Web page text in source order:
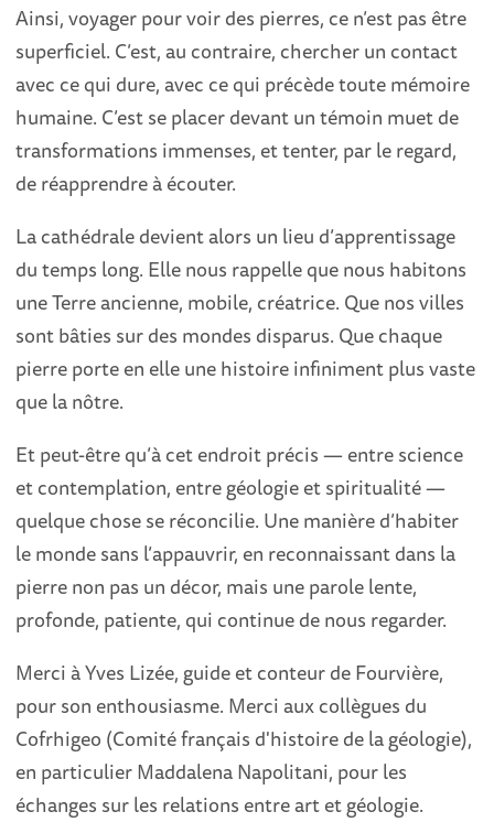
Ainsi, voyager pour voir des pierres, ce n’est pas être
superficiel. C’est, au contraire, chercher un contact
avec ce qui dure, avec ce qui précède toute mémoire
humaine. C’est se placer devant un témoin muet de
transformations immenses, et tenter, par le regard,
de réapprendre à écouter.
La cathédrale devient alors un lieu d’apprentissage
du temps long. Elle nous rappelle que nous habitons
une Terre ancienne, mobile, créatrice. Que nos villes
sont bâties sur des mondes disparus. Que chaque
pierre porte en elle une histoire infiniment plus vaste
que la nôtre.
Et peut-être qu’à cet endroit précis — entre science
et contemplation, entre géologie et spiritualité —
quelque chose se réconcilie. Une manière d’habiter
le monde sans l’appauvrir, en reconnaissant dans la
pierre non pas un décor, mais une parole lente,
profonde, patiente, qui continue de nous regarder.
Merci à Yves Lizée, guide et conteur de Fourvière,
pour son enthousiasme. Merci aux collègues du
Cofrhigeo (Comité français d'histoire de la géologie),
en particulier Maddalena Napolitani, pour les
échanges sur les relations entre art et géologie.